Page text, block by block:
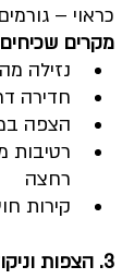
כראוי –
מקרים
נזילה
חדירה
הצפה
רטיבות
רחצה
קירות
3. הצפות וניקוז לקוי